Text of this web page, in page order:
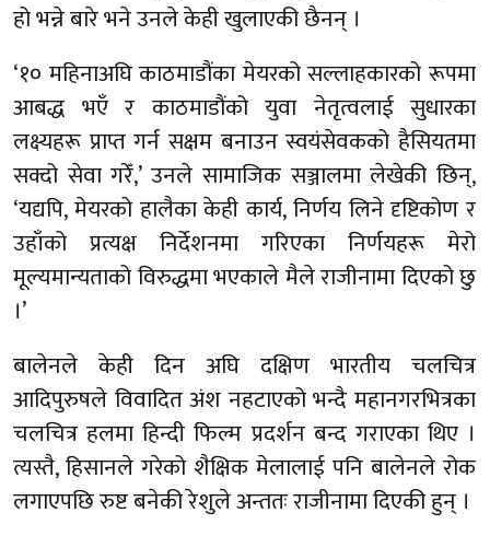
हो भन्ने बारे भने उनले केही खुलाएकी छैनन् ।
‘१० महिनाअघि काठमाडौंका मेयरको सल्लाहकारको रूपमा
आबद्ध भएँ र काठमाडौंको युवा नेतृत्वलाई सुधारका
लक्ष्यहरू प्राप्त गर्न सक्षम बनाउन स्वयंसेवकको हैसियतमा
सक्दो सेवा गरेँ,’ उनले सामाजिक सञ्जालमा लेखेकी छिन्,
‘यद्यपि, मेयरको हालैका केही कार्य, निर्णय लिने दृष्टिकोण र
उहाँको प्रत्यक्ष निर्देशनमा गरिएका निर्णयहरू मेरो
मूल्यमान्यताको विरुद्धमा भएकाले मैले राजीनामा दिएको छु
।’
बालेनले केही दिन अघि दक्षिण भारतीय चलचित्र
आदिपुरुषले विवादित अंश नहटाएको भन्दै महानगरभित्रका
चलचित्र हलमा हिन्दी फिल्म प्रदर्शन बन्द गराएका थिए ।
त्यस्तै, हिसानले गरेको शैक्षिक मेलालाई पनि बालेनले रोक
लगाएपछि रुष्ट बनेकी रेशुले अन्ततः राजीनामा दिएकी हुन् ।